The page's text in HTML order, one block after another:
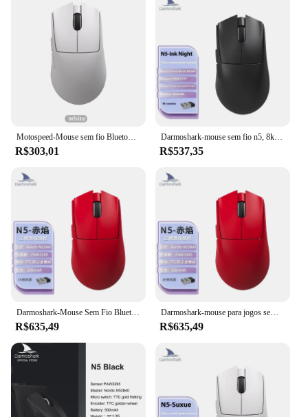
R$303,01
Darmoshark-mouse sem fio n5, 8k, 3 modos, baixa latência, sensor pw3395, leve, ergonômico, pc, acessórios do jogador
R$537,35
R$635,49
Darmoshark-mouse para jogos sem fio n5, modo 3, usb/2.4g, bluetooth, paw3395, luz rgb, 8k, presente, novo
R$635,49